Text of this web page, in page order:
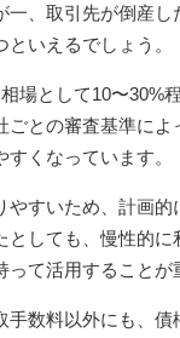
、取引先が倒産
いえるでしょう。
場として10〜30%
との審査基準に
くなっています。
すいため、計画
しても、慢性的
って活用することが
数料以外にも、